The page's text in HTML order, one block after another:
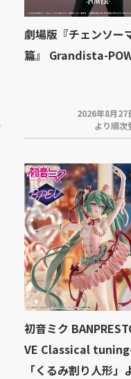
劇場版『チェンソー
篇』 Grandista-
2026年8月27
より順次
初音ミク
VE Classical
「くるみ割り人形」